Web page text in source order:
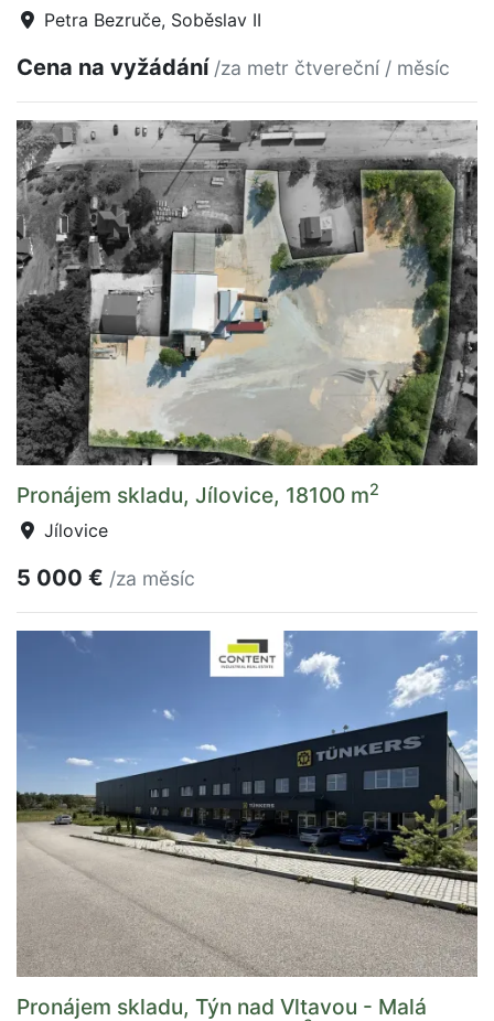
Petra Bezruče, Soběslav II
Cena na vyžádání /za metr čtvereční / měsíc
Pronájem skladu, Jílovice, 18100 m2
Jílovice
5 000 € /za měsíc
Pronájem skladu, Týn nad Vltavou - Malá